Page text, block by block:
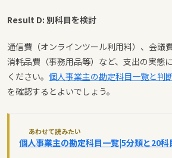
Result D: 別科目を検討
通信費（オンラインツール利用料）、会議
消耗品費（事務用品等）など、支出の実態
ください。 個人事業主の勘定科目一覧と判
を確認するとよいでしょう。
あわせて読みたい
個人事業主の勘定科目一覧|5分類と20